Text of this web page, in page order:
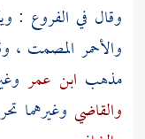
وقال في الفروع :
والأحمر المصمت ،
مذهب ابن عمر
والقاضي وغيرهما